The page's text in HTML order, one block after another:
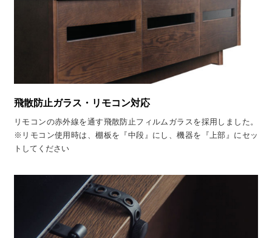
飛散防止ガラス・リモコン対応
リモコンの赤外線を通す飛散防止フィルムガラスを採用しました。
※リモコン使用時は、棚板を『中段』にし、機器を『上部』にセッ
トしてください